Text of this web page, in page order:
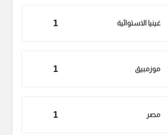
غينيا الاستوائية 1
موزمبيق 1
مصر 1